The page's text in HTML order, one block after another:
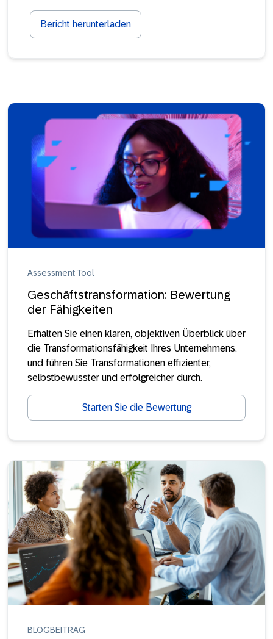
Bericht herunterladen
Assessment Tool
Geschäftstransformation: Bewertung
der Fähigkeiten
Erhalten Sie einen klaren, objektiven Überblick über
die Transformationsfähigkeit Ihres Unternehmens,
und führen Sie Transformationen effizienter,
selbstbewusster und erfolgreicher durch.
Starten Sie die Bewertung
BLOGBEITRAG